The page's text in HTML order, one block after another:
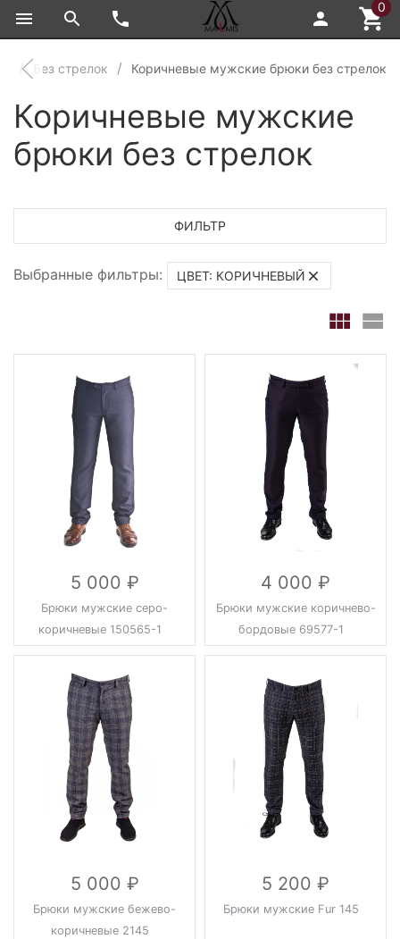
0
Без стрелок Коричневые мужские брюки без стрелок
Коричневые мужские
брюки без стрелок
ФИЛЬТР
Выбранные фильтры: ЦВЕТ: КОРИЧНЕВЫЙ
5 000
Брюки мужские серо-
коричневые 150565-1
4 000
Брюки мужские коричнево-
бордовые 69577-1
5 000
Брюки мужские бежево-
коричневые 2145
5 200
Брюки мужские Fur 145